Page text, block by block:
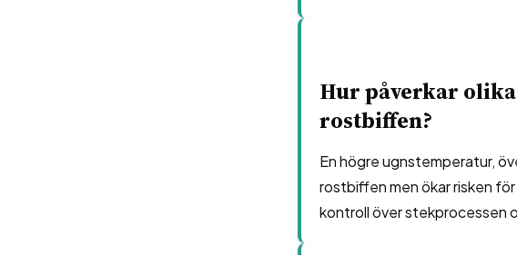
Hur påverkar
rostbiffen?
En högre ugnstemperatur,
rostbiffen men ökar risken
kontroll över stekprocessen